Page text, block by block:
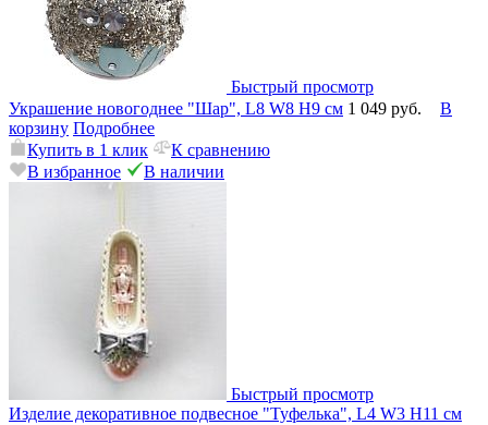
Быстрый просмотр
Украшение новогоднее "Шар", L8 W8 H9 см 1 049 руб.
В
корзину Подробнее
Купить в 1 клик
К сравнению
В избранное
В наличии
Быстрый просмотр
Изделие декоративное подвесное "Туфелька", L4 W3 H11 см